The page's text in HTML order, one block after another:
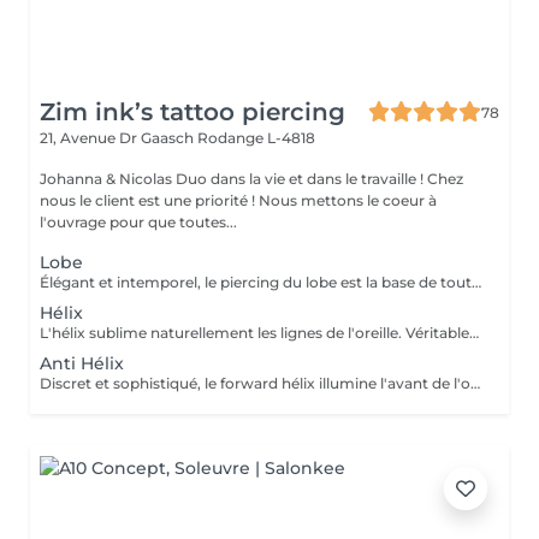
Zim ink’s tattoo piercing
78
21, Avenue Dr Gaasch Rodange L-4818
Johanna & Nicolas Duo dans la vie et dans le travaille ! Chez
nous le client est une priorité ! Nous mettons le coeur à
l'ouvrage pour que toutes...
Lobe
Élégant et intemporel, le piercing du lobe est la base de toutes les plus belles compositions. Qu'il s'agisse d'un premier piercing ou d'une nouvelle création, chaque réalisation est effectuée avec précision afin de t'offrir une expérience aussi agréable que soignée. Inclus : Bijou de première pose en titane ASTM F-136 Conseils personnalisés et suivi de cicatrisation + 5€ pour changer la couleur de ton bijou grâce à l'anodisation. Les bijoux de la vitrine sont disponibles en première pause, le prix du bijou est à ajouter à la prestation. Pour toutes demandes d'informations, merci de me contacter. Tout les mineurs doivent être accompagnés d'un tuteur légal ( parents ! ), des justificatifs d'identités seront demandés.
Hélix
L'hélix sublime naturellement les lignes de l'oreille. Véritable incontournable, il apporte une touche contemporaine et raffinée qui s'intègre parfaitement à votre style. Chaque projet est pensé en harmonie avec ton anatomie. Conseils personnalisés et suivi de cicatrisation Inclus : Bijou de première pose en titane ASTM F-136 + 5€ pour changer la couleur de ton bijou grâce à l'anodisation. Les bijoux de la vitrine sont disponibles en première pause, le prix du bijou est à ajouter à la prestation. Pour toutes demandes d'informations, merci de me contacter. Tout les mineurs doivent être accompagnés d'un tuteur légal ( parents ! ), des justificatifs d'identités seront demandés.
Anti Hélix
Discret et sophistiqué, le forward hélix illumine l'avant de l'oreille avec subtilité. Un choix idéal pour une composition délicate et résolument élégante. Conseils personnalisés et suivi de cicatrisation Inclus : Bijou de première pose en titane ASTM F-136 + 5€ pour changer la couleur de ton bijou grâce à l'anodisation. Les bijoux de la vitrine sont disponibles en première pause, le prix du bijou est à ajouter à la prestation. Pour toutes demandes d'informations, merci de me contacter. Tout les mineurs doivent être accompagnés d'un tuteur légal ( parents ! ), des justificatifs d'identités seront demandés.